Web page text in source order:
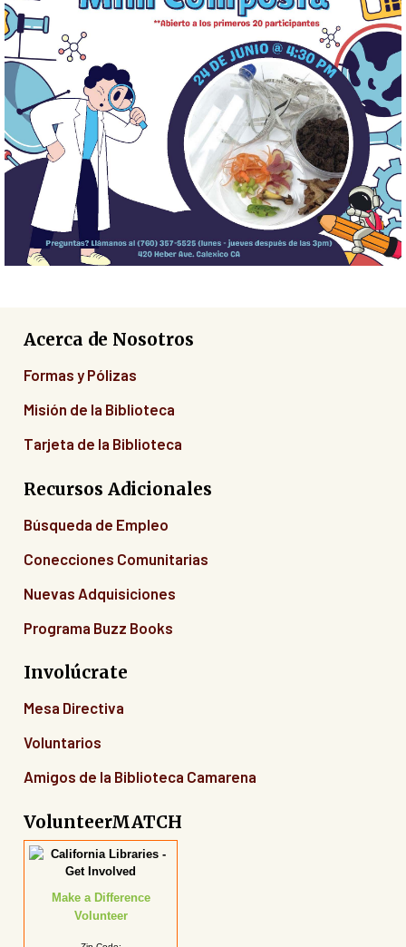
Acerca de Nosotros
Formas y Pólizas
Misión de la Biblioteca
Tarjeta de la Biblioteca
Recursos Adicionales
Búsqueda de Empleo
Conecciones Comunitarias
Nuevas Adquisiciones
Programa Buzz Books
Involúcrate
Mesa Directiva
Voluntarios
Amigos de la Biblioteca Camarena
VolunteerMATCH
Make a Difference
Volunteer